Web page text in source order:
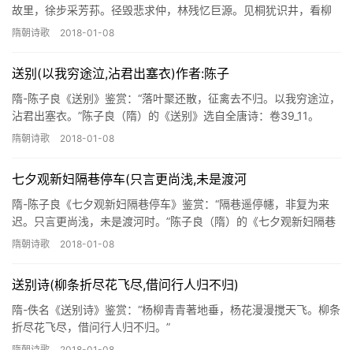
故里，徐步采芳荪。径毁悲求仲，林残忆巨源。见桐犹识井，看柳
尚知门。……”
隋朝诗歌 2018-01-08
送别(以我穷途泣,沾君出塞衣)作者:陈子
隋-陈子良《送别》鉴赏：“落叶聚还散，征禽去不归。以我穷途泣，
沾君出塞衣。”陈子良（隋）的《送别》选自全唐诗：卷39_11。
隋朝诗歌 2018-01-08
七夕观新妇隔巷停车(只言更尚浅,未是渡河
隋-陈子良《七夕观新妇隔巷停车》鉴赏：“隔巷遥停幰，非复为来
迟。只言更尚浅，未是渡河时。”陈子良（隋）的《七夕观新妇隔巷
停车》选自全唐诗：卷39_12。
隋朝诗歌 2018-01-08
送别诗(柳条折尽花飞尽,借问行人归不归)
隋-佚名《送别诗》鉴赏：“杨柳青青著地垂，杨花漫漫搅天飞。柳条
折尽花飞尽，借问行人归不归。”